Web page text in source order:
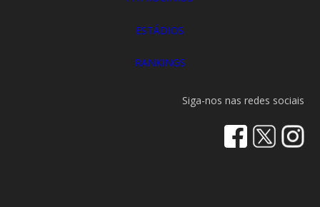
ESTÁDIOS
RANKINGS
Siga-nos nas redes sociais